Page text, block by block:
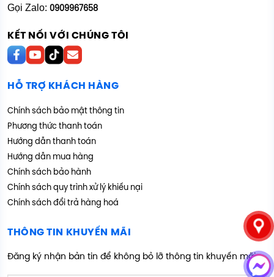
Gọi Zalo: 0909967658
KẾT NỐI VỚI CHÚNG TÔI
HỖ TRỢ KHÁCH HÀNG
Chính sách bảo mật thông tin
Phương thức thanh toán
Hướng dẫn thanh toán
Hướng dẫn mua hàng
Chính sách bảo hành
Chính sách quy trình xử lý khiếu nại
Chính sách đổi trả hàng hoá
THÔNG TIN KHUYẾN MÃI
Đăng ký nhận bản tin để không bỏ lỡ thông tin khuyến mãi